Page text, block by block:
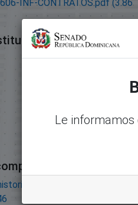
INF-CONTRATOS.pdf (3.86
este artículo
handle
Le informamos